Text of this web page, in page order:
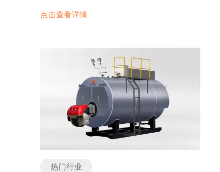
促进了行业的发展。 总之，塑料机械行业在国内外市
挑战。企业应加强技术创新，提高产品质量，积极拓
展国际市场，以适应行业发展的需求。 塑料机械产品
主要分类或种类有哪些？ 塑料机械是指用于加工塑料
原料的机械设备。根据不同的功能和用途，塑料机械
可以分为以下几个主要分类或种类： 1. 塑料挤出
机：用于将塑料原料通过加热、融化、挤出成型的设
备。常见的塑料挤出机有单螺杆挤出机和双螺杆挤出
机，广泛应用于塑料管材、板材、薄膜、线缆等的生
泛应用于塑料制品的生产，如塑料盒、塑料杯、塑料
网连接。 5G路由器的出现标志着移动通信技术的新
更多的应用场景，如虚拟现实（VR）、增强现实
（AR）、物联网（IoT）等，为各行业带来更多的创
新机会。 随着5G技术的不断成熟和商用化进程的推
进，5G路由器的市场需求也在不断增长。根据市场
研究机构的预测，全球5G路由器市场规模将在未来
几年内快速增长。这主要得益于5G技术的广泛应
用，以及用户对更快速、更稳定的互联网连接的需
求。 在5G路由器市场中，目前主要的竞争厂商包括
点击查看详情
热门行业